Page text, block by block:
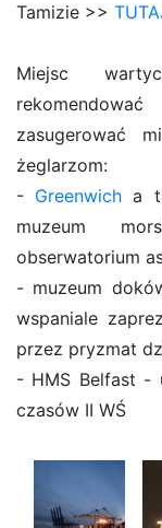
Tamizie >>
Miejsc
zasugerować
żeglarzom:
- Greenwich a
muzeum
obserwatorium
- muzeum
wspaniale
przez pryzmat
- HMS Belfast -
czasów II WŚ